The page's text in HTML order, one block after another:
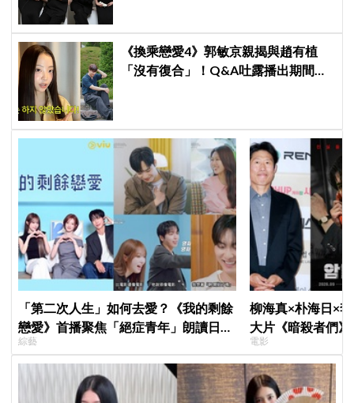
《換乘戀愛4》郭敏京親揭與趙有植
「沒有復合」！Q&A吐露播出期間壓
「第二次人生」如何去愛？《我的剩餘
戀愛》首播聚焦「絕症青年」朗讀日記
全場淚崩，初見面竟「撞見舊識」！
綜藝
柳海真×朴海日×
大片《暗殺者們
1974韓第一夫人
電影